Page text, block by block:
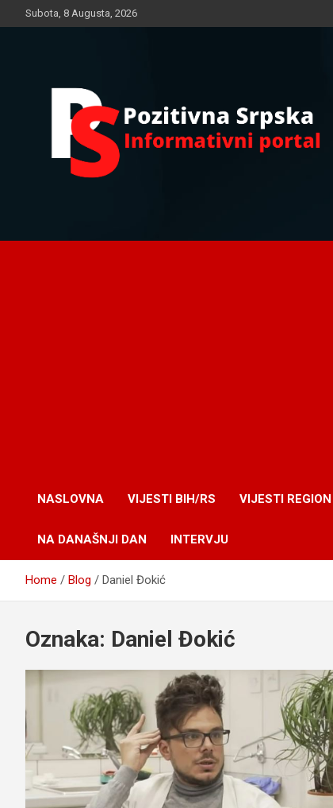
to
Subota, 8 Augusta, 2026
NASLOVNA VIJESTI BIH/RS VIJESTI REGION
NA DANAŠNJI DAN INTERVJU
Home Blog Daniel Đokić
Oznaka: Daniel Đokić